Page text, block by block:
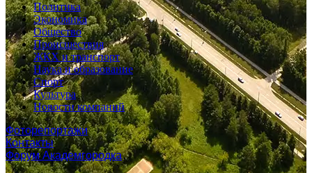
Политика
Экономика
Общество
Происшествия
ЖКХ и транспорт
Наука и образование
Спорт
Культура
Новости компаний
Фоторепортажи
Контакты
Форум Академгородка